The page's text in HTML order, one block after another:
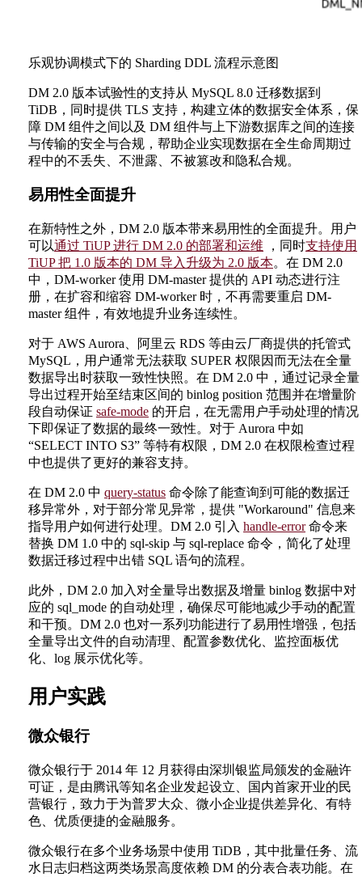
乐观协调模式下的 Sharding DDL 流程示意图
DM 2.0 版本试验性的支持从 MySQL 8.0 迁移数据到
TiDB，同时提供 TLS 支持，构建立体的数据安全体系，保
障 DM 组件之间以及 DM 组件与上下游数据库之间的连接
与传输的安全与合规，帮助企业实现数据在全生命周期过
程中的不丢失、不泄露、不被篡改和隐私合规。
易用性全面提升
在新特性之外，DM 2.0 版本带来易用性的全面提升。用户
可以通过 TiUP 进行 DM 2.0 的部署和运维 ，同时支持使用
TiUP 把 1.0 版本的 DM 导入升级为 2.0 版本。在 DM 2.0
中，DM-worker 使用 DM-master 提供的 API 动态进行注
册，在扩容和缩容 DM-worker 时，不再需要重启 DM-
master 组件，有效地提升业务连续性。
对于 AWS Aurora、阿里云 RDS 等由云厂商提供的托管式
MySQL，用户通常无法获取 SUPER 权限因而无法在全量
数据导出时获取一致性快照。在 DM 2.0 中，通过记录全量
导出过程开始至结束区间的 binlog position 范围并在增量阶
段自动保证 safe-mode 的开启，在无需用户手动处理的情况
下即保证了数据的最终一致性。对于 Aurora 中如
“SELECT INTO S3” 等特有权限，DM 2.0 在权限检查过程
中也提供了更好的兼容支持。
在 DM 2.0 中 query-status 命令除了能查询到可能的数据迁
移异常外，对于部分常见异常，提供 "Workaround" 信息来
指导用户如何进行处理。DM 2.0 引入 handle-error命令来
替换 DM 1.0 中的 sql-skip 与 sql-replace 命令，简化了处理
数据迁移过程中出错 SQL 语句的流程。
此外，DM 2.0 加入对全量导出数据及增量 binlog 数据中对
应的 sql_mode 的自动处理，确保尽可能地减少手动的配置
和干预。DM 2.0 也对一系列功能进行了易用性增强，包括
全量导出文件的自动清理、配置参数优化、监控面板优
化、log 展示优化等。
用户实践
微众银行
微众银行于 2014 年 12 月获得由深圳银监局颁发的金融许
可证，是由腾讯等知名企业发起设立、国内首家开业的民
营银行，致力于为普罗大众、微小企业提供差异化、有特
色、优质便捷的金融服务。
微众银行在多个业务场景中使用 TiDB，其中批量任务、流
水日志归档这两类场景高度依赖 DM 的分表合表功能。在